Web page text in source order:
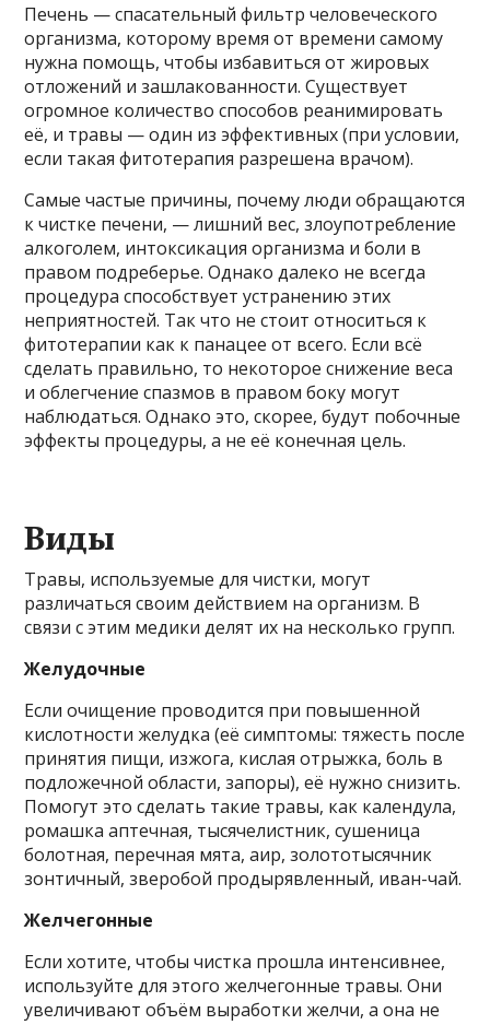
Печень — спасательный фильтр человеческого
организма, которому время от времени самому
нужна помощь, чтобы избавиться от жировых
отложений и зашлакованности. Существует
огромное количество способов реанимировать
её, и травы — один из эффективных (при условии,
если такая фитотерапия разрешена врачом).
Самые частые причины, почему люди обращаются
к чистке печени, — лишний вес, злоупотребление
алкоголем, интоксикация организма и боли в
правом подреберье. Однако далеко не всегда
процедура способствует устранению этих
неприятностей. Так что не стоит относиться к
фитотерапии как к панацее от всего. Если всё
сделать правильно, то некоторое снижение веса
и облегчение спазмов в правом боку могут
наблюдаться. Однако это, скорее, будут побочные
эффекты процедуры, а не её конечная цель.
Виды
Травы, используемые для чистки, могут
различаться своим действием на организм. В
связи с этим медики делят их на несколько групп.
Желудочные
Если очищение проводится при повышенной
кислотности желудка (её симптомы: тяжесть после
принятия пищи, изжога, кислая отрыжка, боль в
подложечной области, запоры), её нужно снизить.
Помогут это сделать такие травы, как календула,
ромашка аптечная, тысячелистник, сушеница
болотная, перечная мята, аир, золототысячник
зонтичный, зверобой продырявленный, иван-чай.
Желчегонные
Если хотите, чтобы чистка прошла интенсивнее,
используйте для этого желчегонные травы. Они
увеличивают объём выработки желчи, а она не